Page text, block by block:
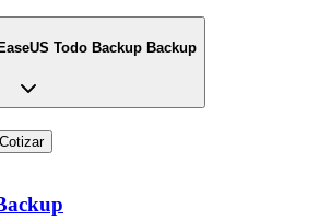
EaseUS Todo Backup Backup
Cotizar